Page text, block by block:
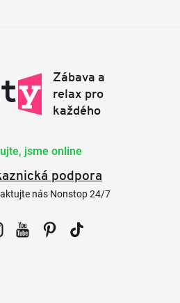
jsme online
podpora
nás Nonstop 24/7